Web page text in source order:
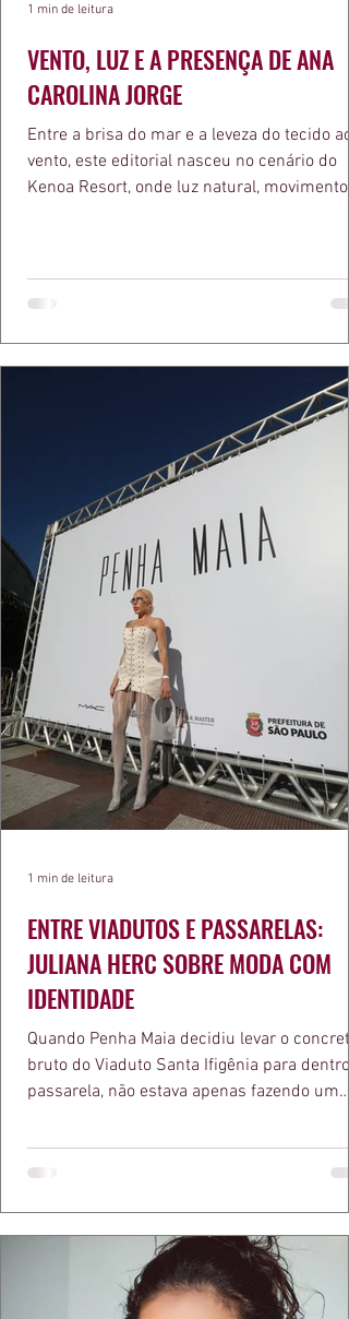
VENTO, LUZ E A PRESENÇA DE ANA
CAROLINA JORGE
Entre a brisa do mar e a leveza do tecido ao
vento, este editorial nasceu no cenário do
Kenoa Resort, onde luz natural, movimento e
algo de intemporal em vestir o vento e
que ele conduza a cena. Cada dobra do
cada reflexo dourado da luz sobre a pe
1 min de leitura
ENTRE VIADUTOS E PASSARELAS:
JULIANA HERC SOBRE MODA COM
IDENTIDADE
Quando Penha Maia decidiu levar o concreto
bruto do Viaduto Santa Ifigênia para dentro
passarela, não estava apenas fazendo um
a apresentadora e influenciadora Juliana
defende há tempos, o de que moda
estruturas geométricas, volumes
aquele concreto aparente típico da
arquitetura paulistana em peças de vestir,
1 min de leitura